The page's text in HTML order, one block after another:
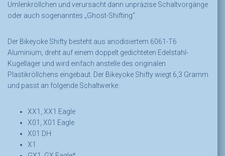
Umlenkröllchen und verursacht dann unpräzise Schaltvorgänge
oder auch sogenanntes „Ghost-Shifting“.
Der Bikeyoke Shifty besteht aus anodisiertem 6061-T6
Aluminium, dreht auf einem doppelt gedichteten Edelstahl-
Kugellager und wird einfach anstelle des originalen
Plastikröllchens eingebaut. Der Bikeyoke Shifty wiegt 6,3 Gramm
und passt an folgende Schaltwerke:
XX1, XX1 Eagle
X01, X01 Eagle
X01 DH
X1